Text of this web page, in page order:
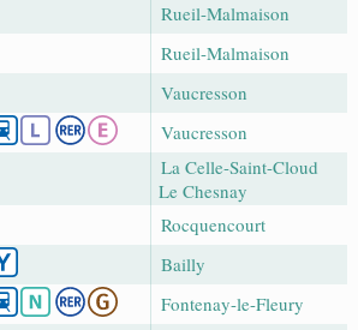
Rueil-Malmaison
Rueil-Malmaison
Vaucresson
Vaucresson
La Celle-Saint-Cloud
Le Chesnay
Rocquencourt
Bailly
Fontenay-le-Fleury